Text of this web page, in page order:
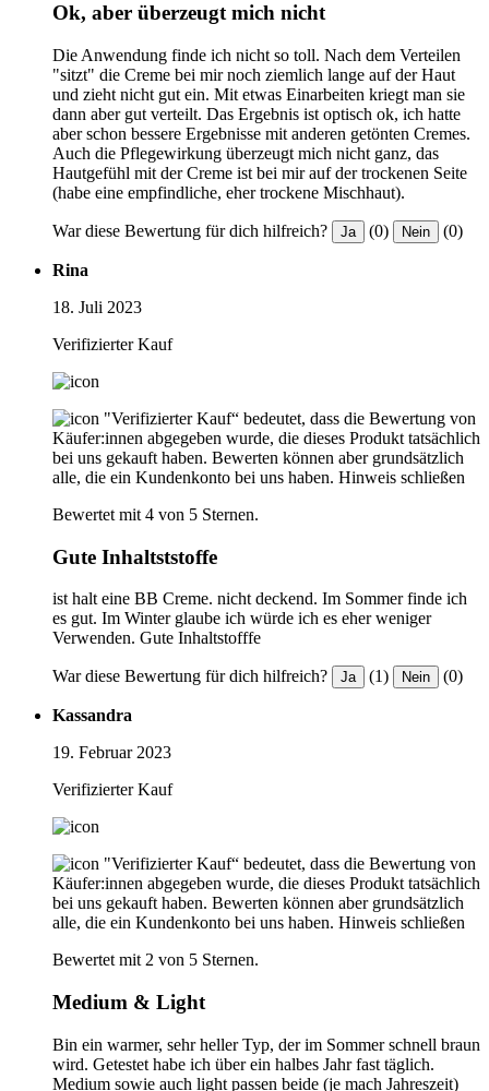
Ok, aber überzeugt mich nicht
Die Anwendung finde ich nicht so toll. Nach dem Verteilen
"sitzt" die Creme bei mir noch ziemlich lange auf der Haut
und zieht nicht gut ein. Mit etwas Einarbeiten kriegt man sie
dann aber gut verteilt. Das Ergebnis ist optisch ok, ich hatte
aber schon bessere Ergebnisse mit anderen getönten Cremes.
Auch die Pflegewirkung überzeugt mich nicht ganz, das
Hautgefühl mit der Creme ist bei mir auf der trockenen Seite
(habe eine empfindliche, eher trockene Mischhaut).
War diese Bewertung für dich hilfreich? Ja (0) Nein (0)
Rina
18. Juli 2023
Verifizierter Kauf
"Verifizierter Kauf“ bedeutet, dass die Bewertung von
Käufer:innen abgegeben wurde, die dieses Produkt tatsächlich
bei uns gekauft haben. Bewerten können aber grundsätzlich
alle, die ein Kundenkonto bei uns haben. Hinweis schließen
Bewertet mit 4 von 5 Sternen.
Gute Inhaltststoffe
ist halt eine BB Creme. nicht deckend. Im Sommer finde ich
es gut. Im Winter glaube ich würde ich es eher weniger
Verwenden. Gute Inhaltstofffe
War diese Bewertung für dich hilfreich? Ja (1) Nein (0)
Kassandra
19. Februar 2023
Verifizierter Kauf
"Verifizierter Kauf“ bedeutet, dass die Bewertung von
Käufer:innen abgegeben wurde, die dieses Produkt tatsächlich
bei uns gekauft haben. Bewerten können aber grundsätzlich
alle, die ein Kundenkonto bei uns haben. Hinweis schließen
Bewertet mit 2 von 5 Sternen.
Medium & Light
Bin ein warmer, sehr heller Typ, der im Sommer schnell braun
wird. Getestet habe ich über ein halbes Jahr fast täglich.
Medium sowie auch light passen beide (je mach Jahreszeit)